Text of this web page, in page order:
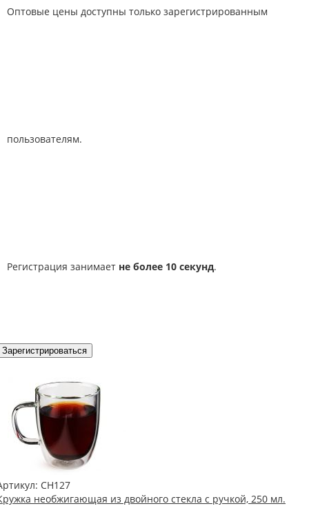
Оптовые цены доступны только зарегистрированным
пользователям.
Регистрация занимает не более 10 секунд.
Зарегистрироваться
CH127
необжигающая из двойного стекла с ручкой, 250 мл.